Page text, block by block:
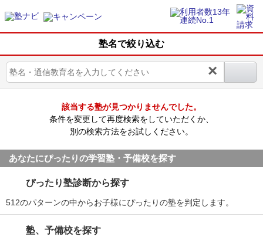
塾名で絞り込む
×
該当する塾が見つかりませんでした。
条件を変更して再度検索をしていただくか、
別の検索方法をお試しください。
あなたにぴったりの学習塾・予備校を探す
ぴったり塾診断から探す
512のパターンの中からお子様にぴったりの塾を判定します。
塾、予備校を探す